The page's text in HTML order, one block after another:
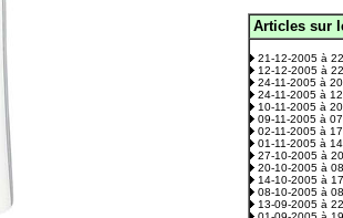
Articles sur
21-12-2005 à
12-12-2005 à
24-11-2005 à
24-11-2005 à
10-11-2005 à
09-11-2005 à
02-11-2005 à
01-11-2005 à
27-10-2005 à
20-10-2005 à
14-10-2005 à
08-10-2005 à
13-09-2005 à